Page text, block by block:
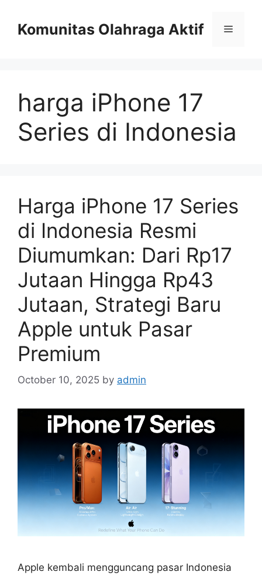
contentKomunitas Olahraga Aktif Menu
harga iPhone 17
Series di Indonesia
Harga iPhone 17 Series
di Indonesia Resmi
Diumumkan: Dari Rp17
Jutaan Hingga Rp43
Jutaan, Strategi Baru
Apple untuk Pasar
Premium
October 10, 2025 by admin
Apple kembali mengguncang pasar Indonesia